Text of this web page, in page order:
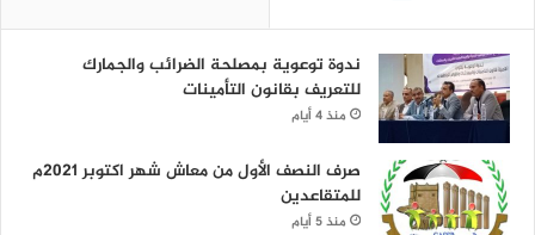
ندوة توعوية بمصلحة الضرائب والجمارك
للتعريف بقانون التأمينات
منذ 4 أيام
صرف النصف الأول من معاش شهر اكتوبر 2021م
للمتقاعدين
منذ 5 أيام